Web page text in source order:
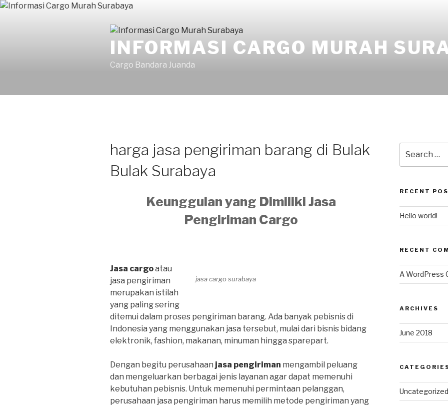
INFORMASI CARGO MURAH
Cargo Bandara Juanda
harga jasa pengiriman barang di Bulak
Bulak Surabaya
Keunggulan yang Dimiliki Jasa
Pengiriman Cargo
jasa cargo surabaya
Jasa cargoatau
jasa pengiriman
merupakan istilah
yang paling sering
ditemui dalam proses pengiriman barang. Ada banyak pebisnis di
Indonesia yang menggunakan jasa tersebut, mulai dari bisnis bidang
elektronik, fashion, makanan, minuman hingga sparepart.
Dengan begitu perusahaan jasa pengiriman mengambil peluang
dan mengeluarkan berbagai jenis layanan agar dapat memenuhi
kebutuhan pebisnis. Untuk memenuhi permintaan pelanggan,
perusahaan jasa pengiriman harus memilih metode pengiriman yang
RECENT
Hello world!
RECENT
A WordPress
ARCHIVES
June 2018
Uncategorized